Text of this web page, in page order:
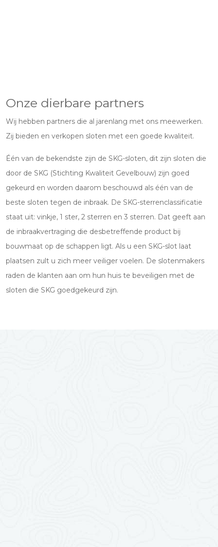
Onze dierbare partners
Wij hebben partners die al jarenlang met ons meewerken.
Zij bieden en verkopen sloten met een goede kwaliteit.
Één van de bekendste zijn de SKG-sloten, dit zijn sloten die
door de SKG (Stichting Kwaliteit Gevelbouw) zijn goed
gekeurd en worden daarom beschouwd als één van de
beste sloten tegen de inbraak. De SKG-sterrenclassificatie
staat uit: vinkje, 1 ster, 2 sterren en 3 sterren. Dat geeft aan
de inbraakvertraging die desbetreffende product bij
bouwmaat op de schappen ligt. Als u een SKG-slot laat
plaatsen zult u zich meer veiliger voelen. De slotenmakers
raden de klanten aan om hun huis te beveiligen met de
sloten die SKG goedgekeurd zijn.